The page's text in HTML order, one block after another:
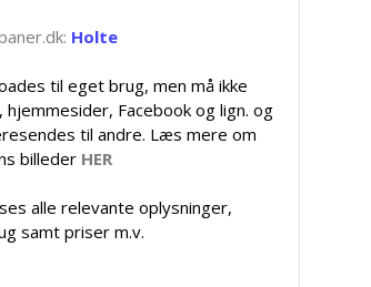
Holte
til eget brug, men må ikke
Facebook og lign. og
til andre. Læs mere om
billeder HER
alle relevante oplysninger,
samt priser m.v.